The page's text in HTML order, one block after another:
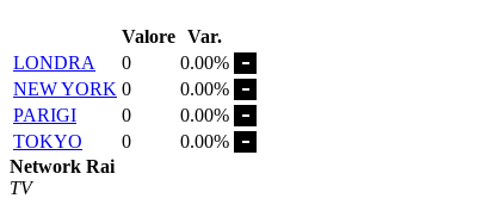
Valore Var.
LONDRA
0
0.00%
NEW YORK 0
0.00%
PARIGI
0
0.00%
TOKYO
0
0.00%
Network Rai
TV